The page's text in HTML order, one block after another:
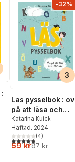
:
antal röster:
-32%
3
Läs pysselbok :
på att läsa och
skriva
Katarina Kuick
Häftad, 2024
4,8utav 5 stjärnor.
(4)
59 kr87 kr